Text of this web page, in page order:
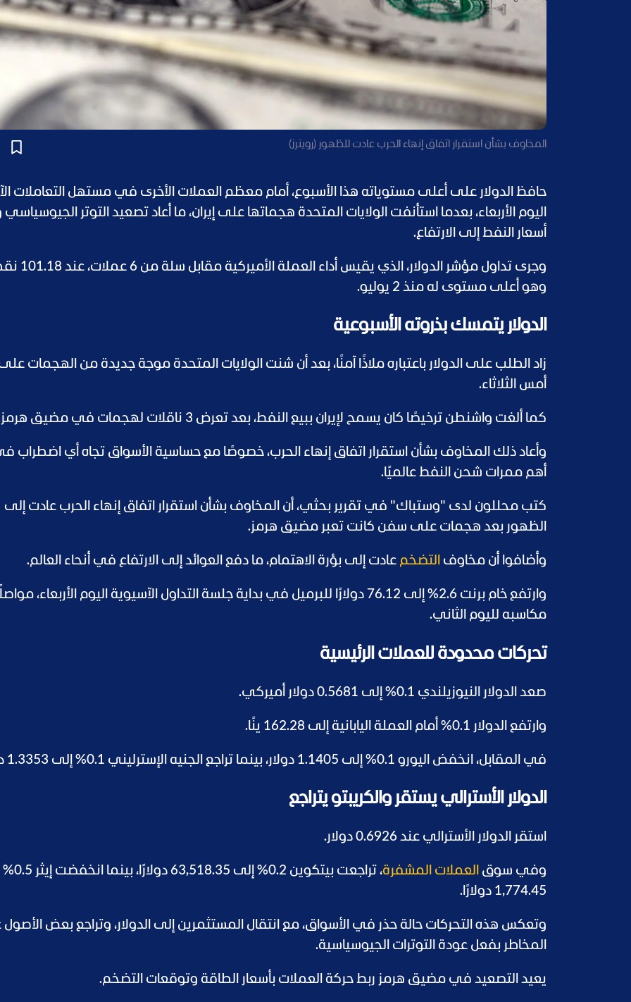
المخاوف بشأن استقرار اتفاق إنهاء الحرب عادت للظهور (رويترز)
حافظ الدولار على أعلى مستوياته هذا الأسبوع، أمام معظم العملات الأخرى في مستهل التعاملات
اليوم الأربعاء، بعدما استأنفت الولايات المتحدة هجماتها على إيران، ما أعاد تصعيد التوتر
أسعار النفط إلى الارتفاع.
وجرى تداول مؤشر الدولار، الذي يقيس أداء
وهو أعلى مستوى له منذ 2 يوليو.
الدولار يتمسك بذروته الأسبوعية
زاد الطلب على الدولار باعتباره ملاذًا آمنًا، بعد أن شنت الولايات المتحدة موجة جديدة من الهجمات على
أمس الثلاثاء.
كما ألغت واشنطن ترخيصًا كان يسمح لإيران ببيع النفط، بعد تعرض 3 ناقلات لهجمات في مضيق هرمز.
وأعاد ذلك المخاوف بشأن استقرار اتفاق إنهاء الحرب، خصوصًا مع حساسية الأسواق تجاه أي اضطراب
أهم ممرات شحن النفط عالميًا.
كتب محللون لدى "وستباك" في تقرير بحثي، أن المخاوف بشأن استقرار اتفاق إنهاء الحرب عادت إلى
الظهور بعد هجمات على سفن كانت تعبر مضيق هرمز.
وأضافوا أن مخاوف التضخم عادت إلى بؤرة الاهتمام، ما دفع العوائد إلى الارتفاع في أنحاء العالم.
وارتفع خام برنت 2.6% إلى 76.12 دولارًا للبرميل في بداية جلسة التداول الآسيوية اليوم الأربعاء،
مكاسبه لليوم الثاني.
تحركات محدودة للعملات الرئيسية
صعد الدولار النيوزيلندي 0.1% إلى 0.5681 دولار أميركي.
وارتفع الدولار 0.1% أمام العملة اليابانية إلى 162.28 ينًا.
في المقابل، انخفض اليورو 0.1% إلى 1.1405 دولار، بينما تراجع الجنيه الإسترليني 0.1% إلى 1.3353 دولار.
الدولار الأسترالي يستقر والكريبتو يتراجع
استقر الدولار الأسترالي عند 0.6926 دولار.
وفي سوق العملات المشفرة
، تراجعت بيتكوين 0.2%
1,774.45 دولارًا.
وتعكس هذه التحركات حالة حذر في الأسواق، مع انتقال المستثمرين إلى الدولار، وتراجع بعض الأصول
المخاطر بفعل عودة التوترات الجيوسياسية.
يعيد التصعيد في مضيق هرمز ربط حركة العملات بأسعار الطاقة وتوقعات التضخم.